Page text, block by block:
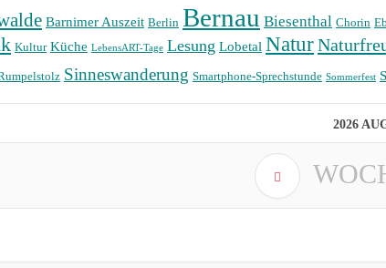
Barnimer Auszeit Berlin Bernau Biesenthal Chorin
Kultur Küche LebensART-Tage Lesung Lobetal Natur
Sinneswanderung Smartphone-Sprechstunde Sommerfest
2026